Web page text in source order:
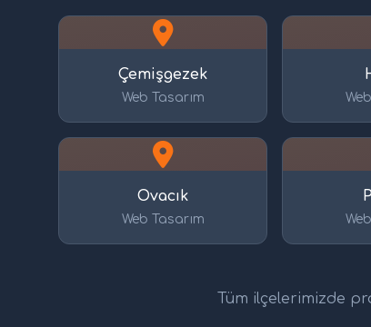
Çemişgezek
Web Tasarım
Ovacık
Web Tasarım
Tüm ilçelerimizde